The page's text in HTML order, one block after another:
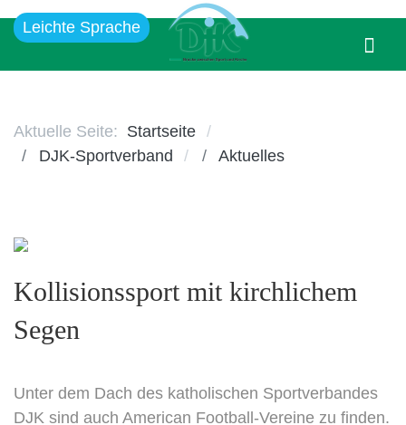
Leichte Sprache
Aktuelle Seite: Startseite
DJK-Sportverband
Aktuelles
Kollisionssport mit kirchlichem
Segen
Unter dem Dach des katholischen Sportverbandes
DJK sind auch American Football-Vereine zu finden.